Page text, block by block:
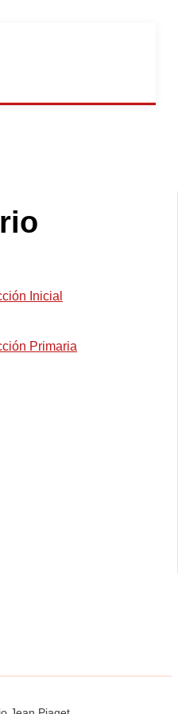
Inicial
Primaria